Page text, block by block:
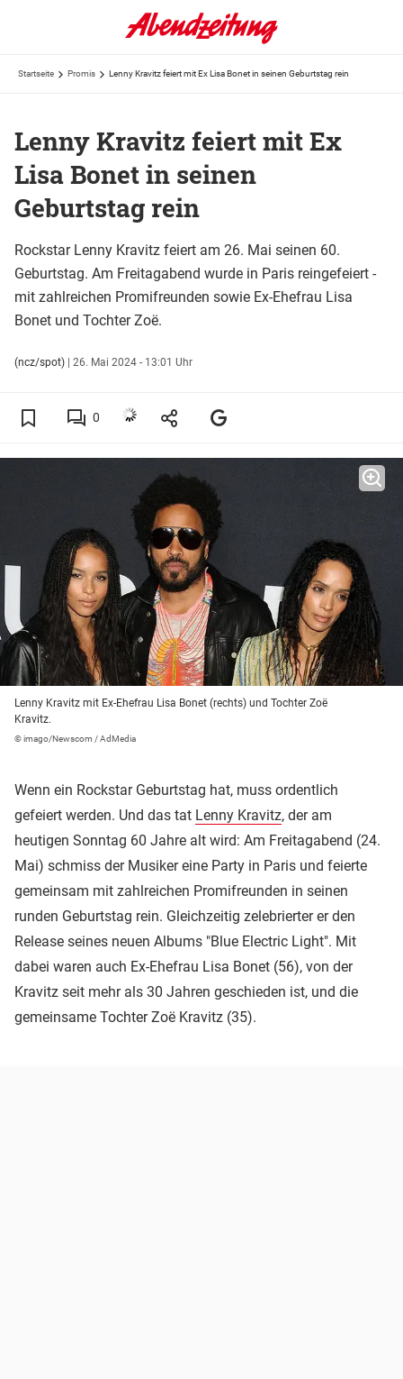
Startseite Promis Lenny Kravitz feiert mit Ex Lisa Bonet in seinen Geburtstag rein
Lenny Kravitz feiert mit Ex
Lisa Bonet in seinen
Geburtstag rein
Rockstar Lenny Kravitz feiert am 26. Mai seinen 60.
Geburtstag. Am Freitagabend wurde in Paris reingefeiert -
mit zahlreichen Promifreunden sowie Ex-Ehefrau Lisa
Bonet und Tochter Zoë.
(ncz/spot) | 26. Mai 2024 - 13:01 Uhr
0
Lenny Kravitz mit Ex-Ehefrau Lisa Bonet (rechts) und Tochter Zoë
Kravitz.
© imago/Newscom / AdMedia
Wenn ein Rockstar Geburtstag hat, muss ordentlich
gefeiert werden. Und das tat Lenny Kravitz, der am
heutigen Sonntag 60 Jahre alt wird: Am Freitagabend (24.
Mai) schmiss der Musiker eine Party in Paris und feierte
gemeinsam mit zahlreichen Promifreunden in seinen
runden Geburtstag rein. Gleichzeitig zelebrierter er den
Release seines neuen Albums "Blue Electric Light". Mit
dabei waren auch Ex-Ehefrau Lisa Bonet (56), von der
Kravitz seit mehr als 30 Jahren geschieden ist, und die
gemeinsame Tochter Zoë Kravitz (35).